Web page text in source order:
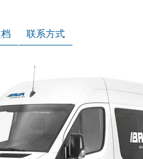
联系方式